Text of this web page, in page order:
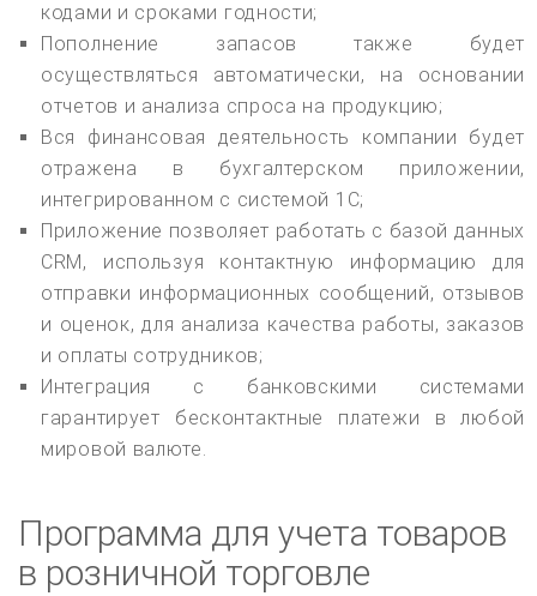
кодами и сроками годности;
Пополнение запасов также будет
осуществляться автоматически, на основании
отчетов и анализа спроса на продукцию;
Вся финансовая деятельность компании будет
отражена в бухгалтерском приложении,
интегрированном с системой 1С;
Приложение позволяет работать с базой данных
CRM, используя контактную информацию для
отправки информационных сообщений, отзывов
и оценок, для анализа качества работы, заказов
и оплаты сотрудников;
Интеграция с банковскими системами
гарантирует бесконтактные платежи в любой
мировой валюте.
Программа для учета товаров
в розничной торговле